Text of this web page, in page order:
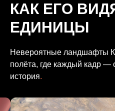
КАК ЕГО
ЕДИНИЦЫ
Невероятные ландшафты
полёта, где каждый кадр —
история.